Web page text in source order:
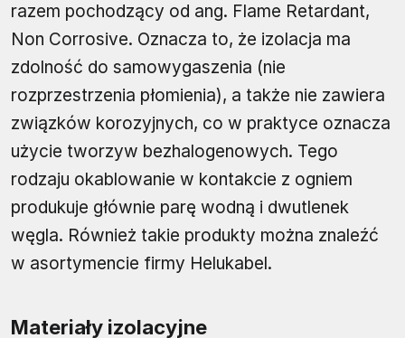
razem pochodzący od ang. Flame Retardant,
Non Corrosive. Oznacza to, że izolacja ma
zdolność do samowygaszenia (nie
rozprzestrzenia płomienia), a także nie zawiera
związków korozyjnych, co w praktyce oznacza
użycie tworzyw bezhalogenowych. Tego
rodzaju okablowanie w kontakcie z ogniem
produkuje głównie parę wodną i dwutlenek
węgla. Również takie produkty można znaleźć
w asortymencie firmy Helukabel.
Materiały izolacyjne